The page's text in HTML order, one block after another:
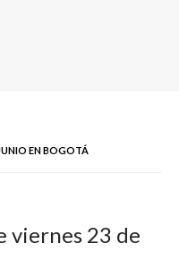
EN BOGOTÁ
viernes 23 de